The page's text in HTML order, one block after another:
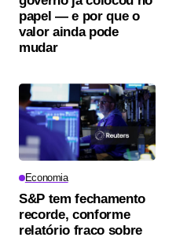
papel — e por que o
valor ainda pode
mudar
Economia
S&P tem fechamento
recorde, conforme
relatório fraco sobre